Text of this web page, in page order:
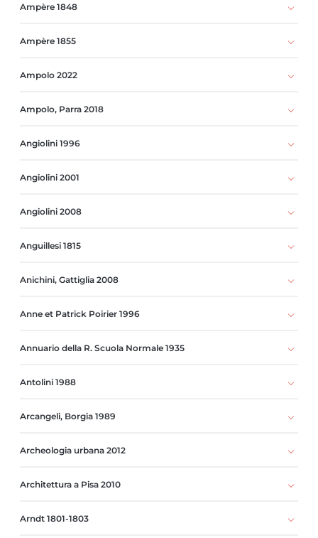
Ampère 1848
Ampère 1855
Ampolo 2022
Ampolo, Parra 2018
Angiolini 1996
Angiolini 2001
Angiolini 2008
Anguillesi 1815
Anichini, Gattiglia 2008
Anne et Patrick Poirier 1996
Annuario della R. Scuola Normale 1935
Antolini 1988
Arcangeli, Borgia 1989
Archeologia urbana 2012
Architettura a Pisa 2010
Arndt 1801-1803